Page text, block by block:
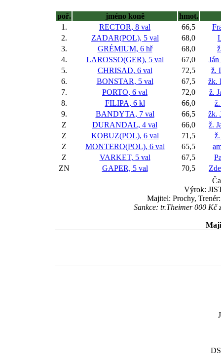
poř. jméno koně
hmot.
1.
RECTOR, 8 val 66,5
2.
ZADAR(POL), 5 val 68,0
3.
GRÉMIUM, 6 hř 68,0
4.
LAROSSO(GER), 5 val 67,0
5.
CHRISAD, 6 val 72,5
ž.
6.
BONSTAR, 5 val 67,5
žk.
7.
PORTO, 6 val 72,0
ž.
8.
FILIPA, 6 kl 66,0
9.
BANDYTA, 7 val 66,5
žk.
Z
DURANDAL, 4 val 66,0
ž.
Z
KOBUZ(POL), 6 val 71,5
Z
MONTERO(POL), 6 val 65,5
Z
VARKET, 5 val 67,5
ZN
GAPER, 5 val 70,5
Výrok:
Majitel: Prochy,
Sankce: tr.Theimer 000 Kč